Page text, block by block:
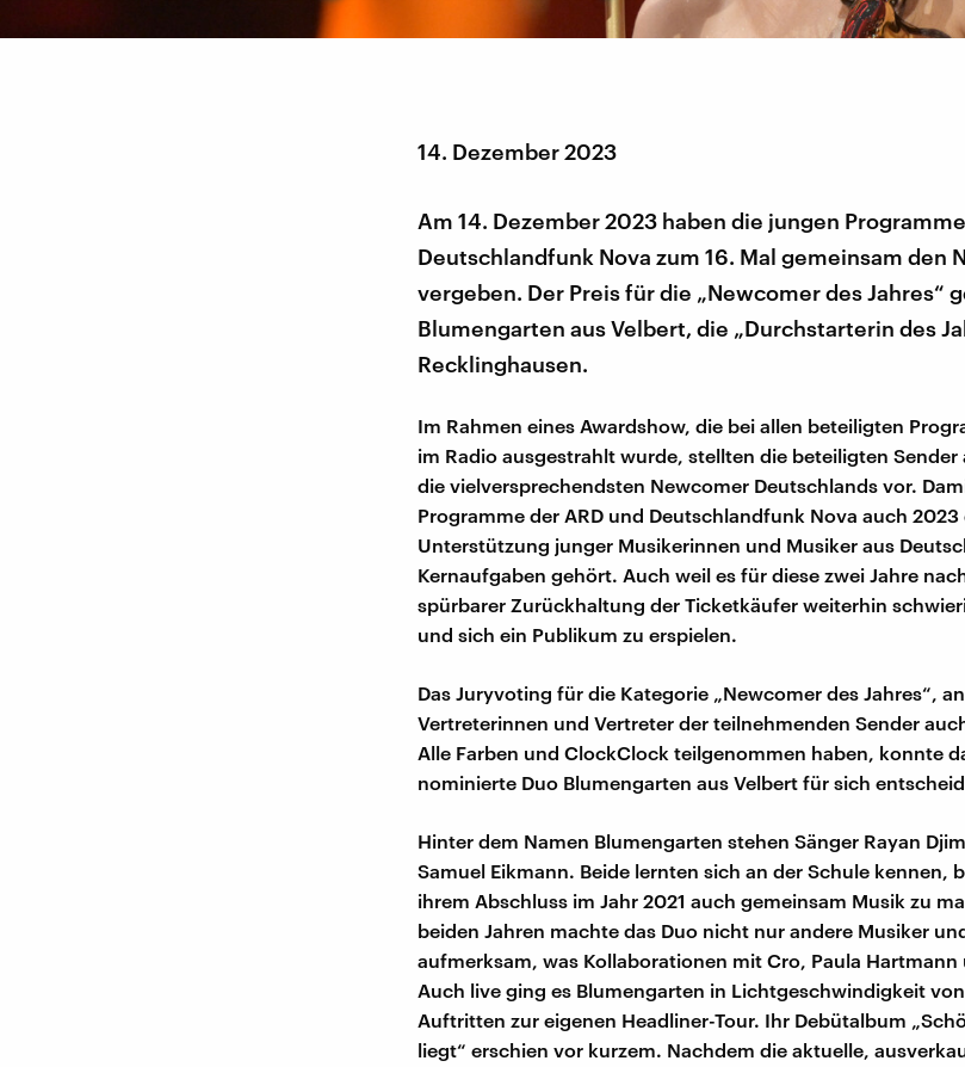
14. Dezember 2023
Am 14. Dezember 2023 haben die jungen
Deutschlandfunk Nova zum 16. Mal gemeinsam den
vergeben. Der Preis für die „Newcomer des Jahres“
Blumengarten aus Velbert, die „Durchstarterin des
Recklinghausen.
Im Rahmen eines Awardshow, die bei allen beteiligten
im Radio ausgestrahlt wurde, stellten die beteiligten Sender
die vielversprechendsten Newcomer Deutschlands vor.
Programme der ARD und Deutschlandfunk Nova auch
Unterstützung junger Musikerinnen und Musiker aus
Kernaufgaben gehört. Auch weil es für diese zwei Jahre
spürbarer Zurückhaltung der Ticketkäufer weiterhin
und sich ein Publikum zu erspielen.
Das Juryvoting für die Kategorie „Newcomer des Jahres“,
Vertreterinnen und Vertreter der teilnehmenden Sender
Alle Farben und ClockClock teilgenommen haben, konnte
nominierte Duo Blumengarten aus Velbert für sich
Hinter dem Namen Blumengarten stehen Sänger Rayan
Samuel Eikmann. Beide lernten sich an der Schule kennen,
ihrem Abschluss im Jahr 2021 auch gemeinsam Musik zu
beiden Jahren machte das Duo nicht nur andere Musiker
aufmerksam, was Kollaborationen mit Cro, Paula
Auch live ging es Blumengarten in Lichtgeschwindigkeit
Auftritten zur eigenen Headliner-Tour. Ihr Debütalbum
liegt“ erschien vor kurzem. Nachdem die aktuelle,